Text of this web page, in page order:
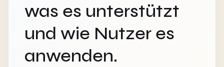
was es unterstützt
und wie Nutzer es
anwenden.